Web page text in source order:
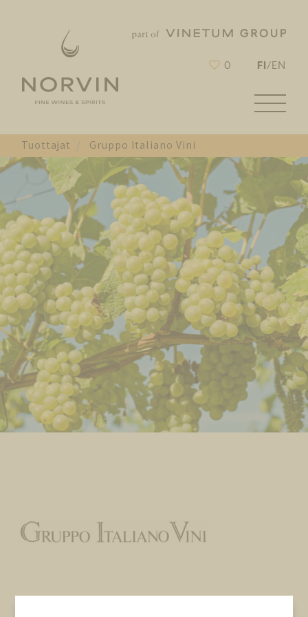
0 FI/EN
Tuottajat Gruppo Italiano Vini